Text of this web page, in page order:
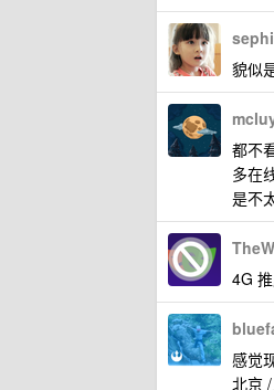
貌似
都不
多在
是不
4G
感觉
北京